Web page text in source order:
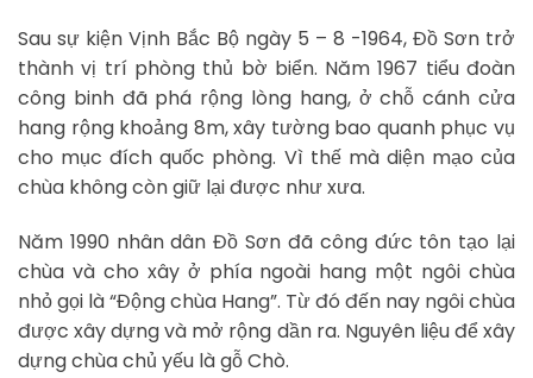
Sau sự kiện Vịnh Bắc Bộ ngày 5 – 8 -1964, Đồ Sơn trở
thành vị trí phòng thủ bờ biển. Năm 1967 tiểu đoàn
công binh đã phá rộng lòng hang, ở chỗ cánh cửa
hang rộng khoảng 8m, xây tường bao quanh phục vụ
cho mục đích quốc phòng. Vì thế mà diện mạo của
chùa không còn giữ lại được như xưa.
Năm 1990 nhân dân Đồ Sơn đã công đức tôn tạo lại
chùa và cho xây ở phía ngoài hang một ngôi chùa
nhỏ gọi là “Động chùa Hang”. Từ đó đến nay ngôi chùa
được xây dựng và mở rộng dần ra. Nguyên liệu để xây
dựng chùa chủ yếu là gỗ Chò.